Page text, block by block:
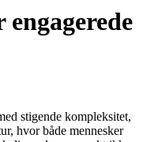
stigende kompleksitet,
hvor både mennesker